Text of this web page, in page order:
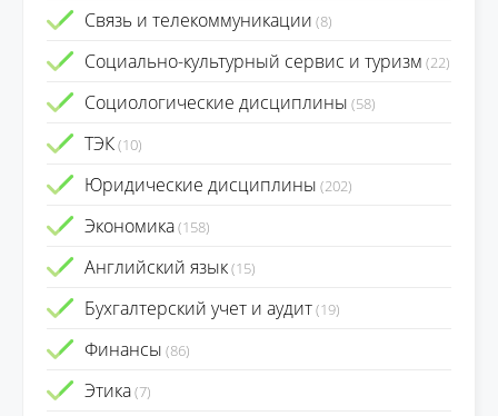
Связь и телекоммуникации (8)
Социально-культурный сервис и туризм (22)
Социологические дисциплины (58)
ТЭК(10)
Юридические дисциплины (202)
Экономика(158)
Английский язык(15)
Бухгалтерский учет и аудит(19)
Финансы (86)
Этика(7)